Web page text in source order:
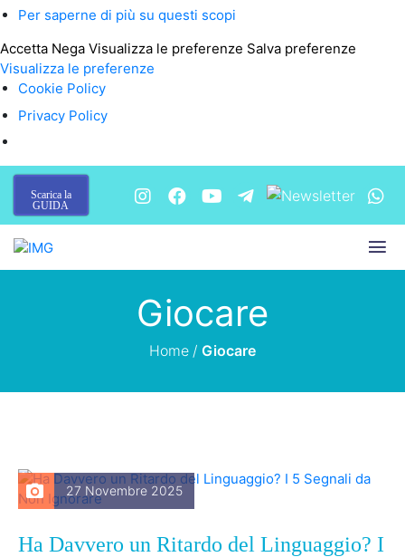
Per saperne di più su questi scopi
Accetta Nega Visualizza le preferenze Salva preferenze
Visualizza le preferenze
Cookie Policy
Privacy Policy
Scarica la
GUIDA
Giocare
Home / Giocare
27 Novembre 2025
Ha Davvero un Ritardo del Linguaggio? I